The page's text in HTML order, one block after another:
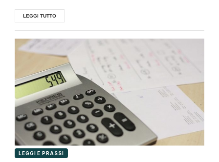
LEGGI TUTTO
LEGGI E PRASSI